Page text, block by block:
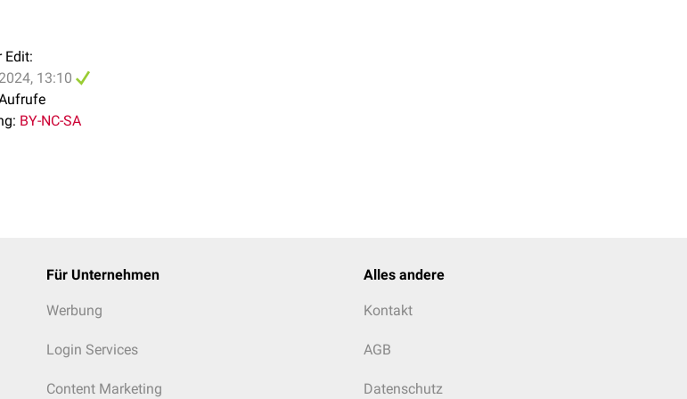
Edit:
13:10
BY-NC-SA
Für Unternehmen
Werbung
Login Services
Content Marketing
Alles andere
Kontakt
AGB
Datenschutz